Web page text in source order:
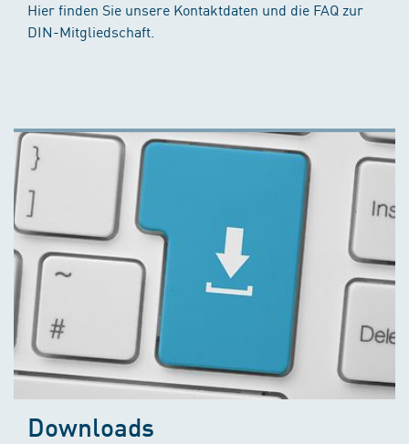
Hier finden Sie unsere Kontaktdaten und die FAQ zur
DIN-Mitgliedschaft.
Downloads